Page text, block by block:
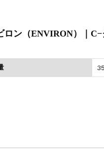
ロン（ENVIRON）｜